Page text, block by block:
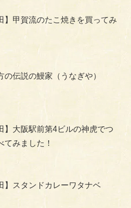
】甲賀流のたこ焼きを買ってみ
の伝説の鰻家（うなぎや）
】大阪駅前第4ビルの神虎でつ
てみました！
】スタンドカレーワタナベ